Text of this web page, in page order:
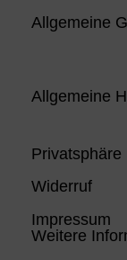
Allgemeine
Allgemeine
Privatsphäre
Widerruf
Impressum
Weitere